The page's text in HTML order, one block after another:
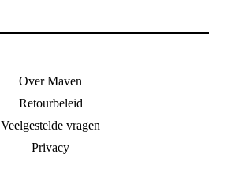
Over Maven
Retourbeleid
Veelgestelde vragen
Privacy